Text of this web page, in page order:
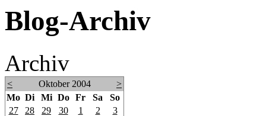
Blog-Archiv
Archiv
< Oktober 2004
>
Mo Di Mi Do Fr Sa
So
27
28 29 30 1 2
3